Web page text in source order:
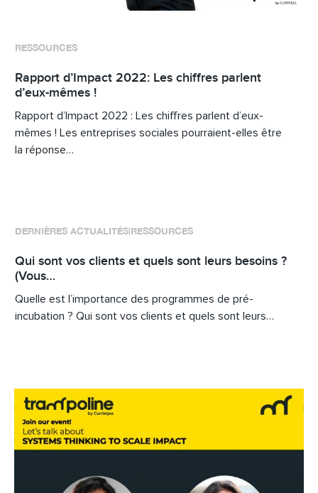
RESSOURCES
Rapport d’Impact 2022: Les chiffres parlent
d’eux-mêmes !
Rapport d’Impact 2022 : Les chiffres parlent d’eux-
mêmes ! Les entreprises sociales pourraient-elles être
la réponse…
DERNIÈRES ACTUALITÉS RESSOURCES
Qui sont vos clients et quels sont leurs besoins ?
(Vous…
Quelle est l’importance des programmes de pré-
incubation ? Qui sont vos clients et quels sont leurs…